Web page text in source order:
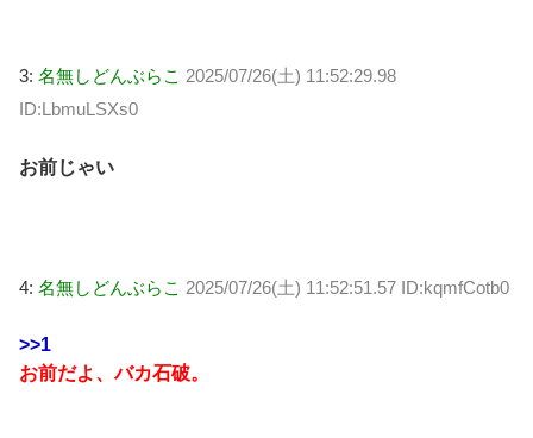
3: 名無しどんぶらこ 2025/07/26(土) 11:52:29.98
ID:LbmuLSXs0
お前じゃい
4: 名無しどんぶらこ 2025/07/26(土) 11:52:51.57 ID:kqmfCotb0
>>1
お前だよ、バカ石破。